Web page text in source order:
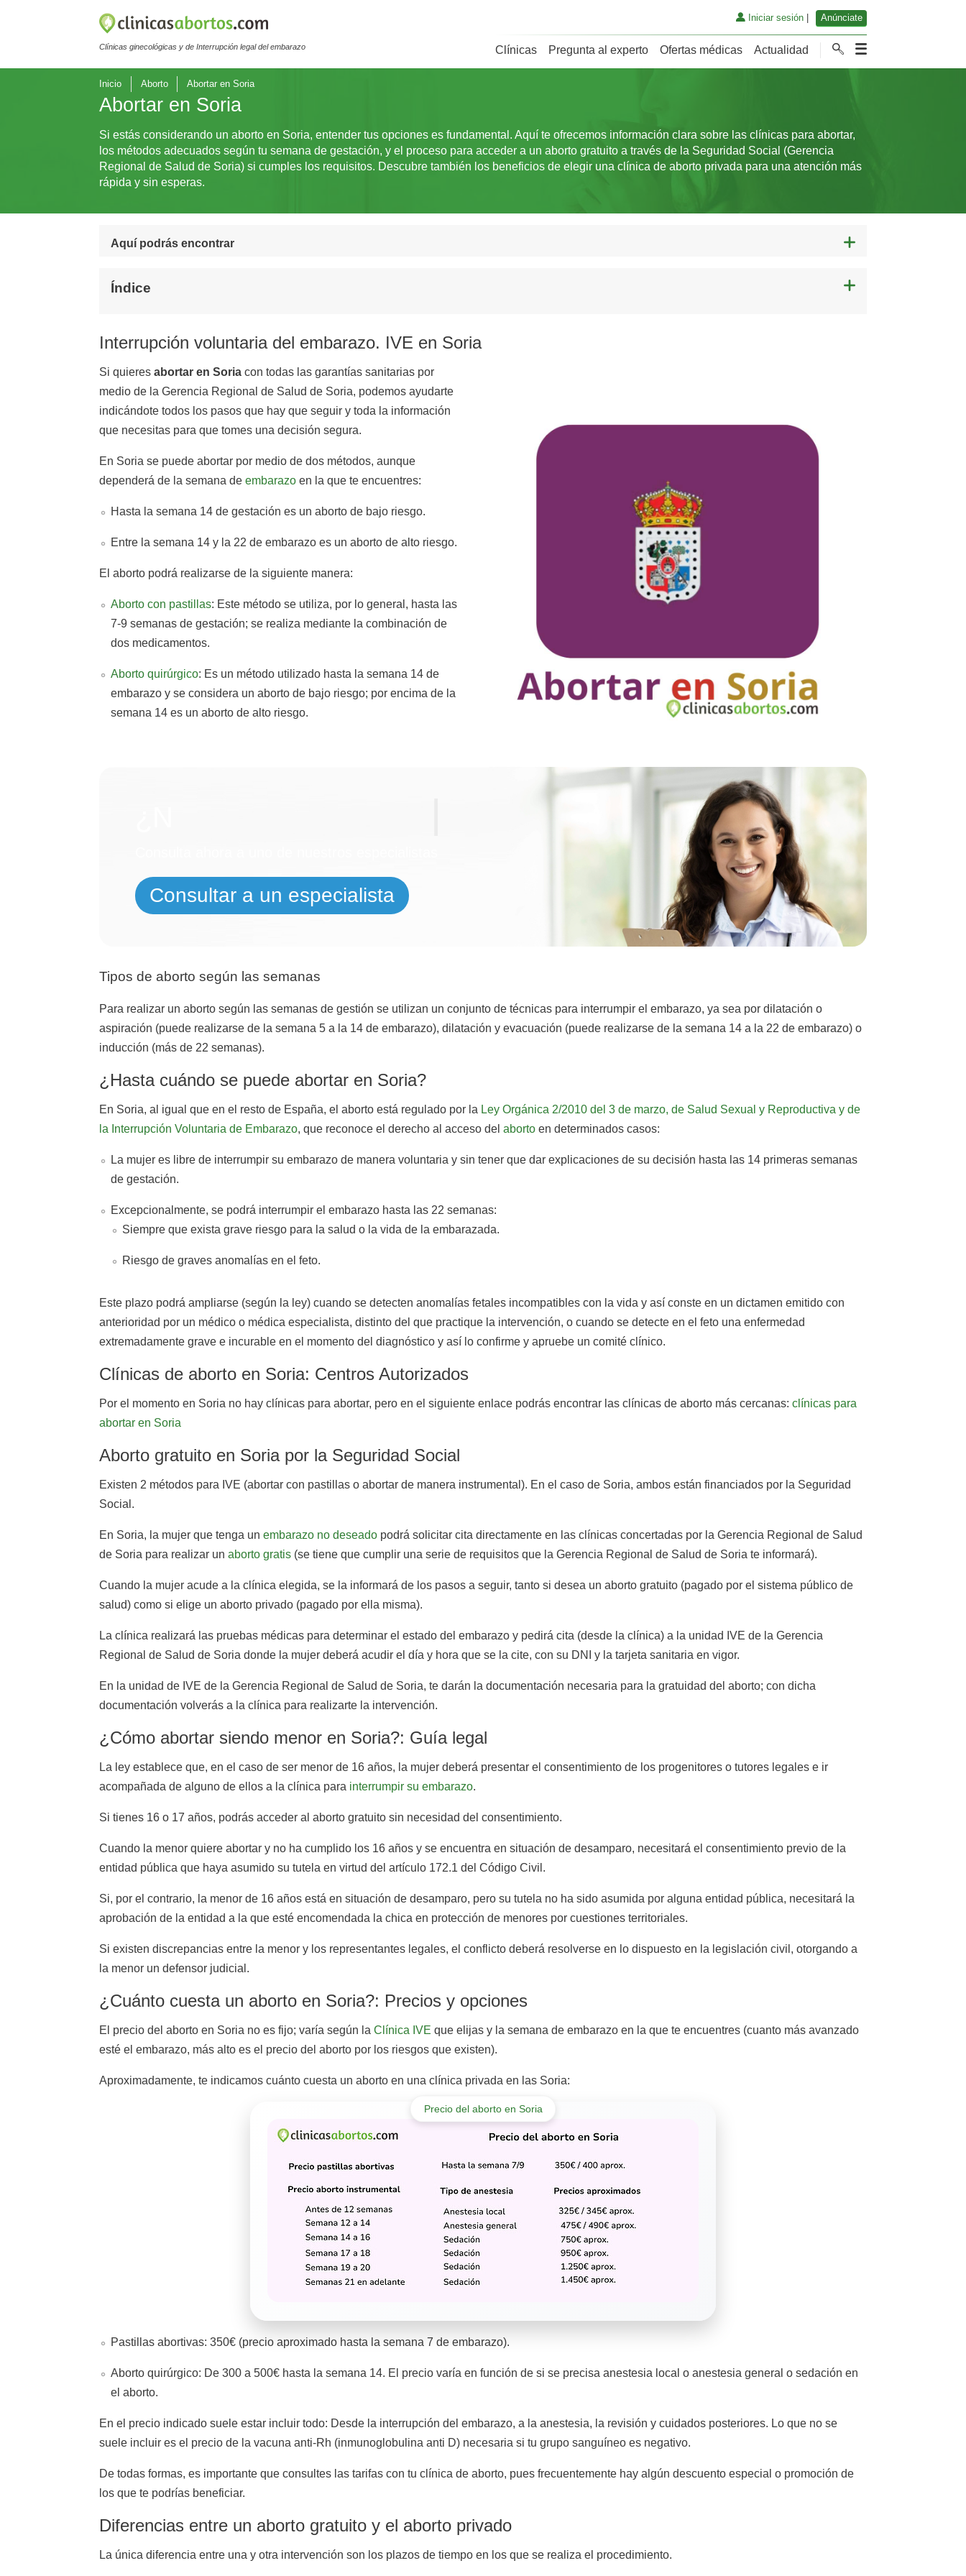
Clínicas ginecológicas y de Interrupción legal del embarazo
Iniciar sesión| Anúnciate
Clínicas Pregunta al experto Ofertas médicas Actualidad
Inicio Aborto Abortar en Soria
Abortar en Soria
Si estás considerando un aborto en Soria, entender tus opciones es fundamental. Aquí te ofrecemos información clara sobre las clínicas para abortar,
los métodos adecuados según tu semana de gestación, y el proceso para acceder a un aborto gratuito a través de la Seguridad Social (Gerencia
Regional de Salud de Soria) si cumples los requisitos. Descubre también los beneficios de elegir una clínica de aborto privada para una atención más
rápida y sin esperas.
Aquí podrás encontrar
Índice
Interrupción voluntaria del embarazo. IVE en Soria
Si quieres abortar en Soria con todas las garantías sanitarias por
medio de la Gerencia Regional de Salud de Soria, podemos ayudarte
indicándote todos los pasos que hay que seguir y toda la información
que necesitas para que tomes una decisión segura.
En Soria se puede abortar por medio de dos métodos, aunque
dependerá de la semana de embarazo en la que te encuentres:
Hasta la semana 14 de gestación es un aborto de bajo riesgo.
Entre la semana 14 y la 22 de embarazo es un aborto de alto riesgo.
El aborto podrá realizarse de la siguiente manera:
Aborto con pastillas: Este método se utiliza, por lo general, hasta las
7-9 semanas de gestación; se realiza mediante la combinación de
dos medicamentos.
Aborto quirúrgico: Es un método utilizado hasta la semana 14 de
embarazo y se considera un aborto de bajo riesgo; por encima de la
semana 14 es un aborto de alto riesgo.
Consultar a un especialista
Tipos de aborto según las semanas
Para realizar un aborto según las semanas de gestión se utilizan un conjunto de técnicas para interrumpir el embarazo, ya sea por dilatación o
aspiración (puede realizarse de la semana 5 a la 14 de embarazo), dilatación y evacuación (puede realizarse de la semana 14 a la 22 de embarazo) o
inducción (más de 22 semanas).
¿Hasta cuándo se puede abortar en Soria?
En Soria, al igual que en el resto de España, el aborto está regulado por la Ley Orgánica 2/2010 del 3 de marzo, de Salud Sexual y Reproductiva y de
la Interrupción Voluntaria de Embarazo, que reconoce el derecho al acceso del aborto en determinados casos:
La mujer es libre de interrumpir su embarazo de manera voluntaria y sin tener que dar explicaciones de su decisión hasta las 14 primeras semanas
de gestación.
Excepcionalmente, se podrá interrumpir el embarazo hasta las 22 semanas:
Siempre que exista grave riesgo para la salud o la vida de la embarazada.
Riesgo de graves anomalías en el feto.
Este plazo podrá ampliarse (según la ley) cuando se detecten anomalías fetales incompatibles con la vida y así conste en un dictamen emitido con
anterioridad por un médico o médica especialista, distinto del que practique la intervención, o cuando se detecte en el feto una enfermedad
extremadamente grave e incurable en el momento del diagnóstico y así lo confirme y apruebe un comité clínico.
Clínicas de aborto en Soria: Centros Autorizados
Por el momento en Soria no hay clínicas para abortar, pero en el siguiente enlace podrás encontrar las clínicas de aborto más cercanas: clínicas para
abortar en Soria
Aborto gratuito en Soria por la Seguridad Social
Existen 2 métodos para IVE (abortar con pastillas o abortar de manera instrumental). En el caso de Soria, ambos están financiados por la Seguridad
Social.
En Soria, la mujer que tenga un embarazo no deseado podrá solicitar cita directamente en las clínicas concertadas por la Gerencia Regional de Salud
de Soria para realizar un aborto gratis (se tiene que cumplir una serie de requisitos que la Gerencia Regional de Salud de Soria te informará).
Cuando la mujer acude a la clínica elegida, se la informará de los pasos a seguir, tanto si desea un aborto gratuito (pagado por el sistema público de
salud) como si elige un aborto privado (pagado por ella misma).
La clínica realizará las pruebas médicas para determinar el estado del embarazo y pedirá cita (desde la clínica) a la unidad IVE de la Gerencia
Regional de Salud de Soria donde la mujer deberá acudir el día y hora que se la cite, con su DNI y la tarjeta sanitaria en vigor.
En la unidad de IVE de la Gerencia Regional de Salud de Soria, te darán la documentación necesaria para la gratuidad del aborto; con dicha
documentación volverás a la clínica para realizarte la intervención.
¿Cómo abortar siendo menor en Soria?: Guía legal
La ley establece que, en el caso de ser menor de 16 años, la mujer deberá presentar el consentimiento de los progenitores o tutores legales e ir
acompañada de alguno de ellos a la clínica para interrumpir su embarazo.
Si tienes 16 o 17 años, podrás acceder al aborto gratuito sin necesidad del consentimiento.
Cuando la menor quiere abortar y no ha cumplido los 16 años y se encuentra en situación de desamparo, necesitará el consentimiento previo de la
entidad pública que haya asumido su tutela en virtud del artículo 172.1 del Código Civil.
Si, por el contrario, la menor de 16 años está en situación de desamparo, pero su tutela no ha sido asumida por alguna entidad pública, necesitará la
aprobación de la entidad a la que esté encomendada la chica en protección de menores por cuestiones territoriales.
Si existen discrepancias entre la menor y los representantes legales, el conflicto deberá resolverse en lo dispuesto en la legislación civil, otorgando a
la menor un defensor judicial.
¿Cuánto cuesta un aborto en Soria?: Precios y opciones
El precio del aborto en Soria no es fijo; varía según la Clínica IVE que elijas y la semana de embarazo en la que te encuentres (cuanto más avanzado
esté el embarazo, más alto es el precio del aborto por los riesgos que existen).
Aproximadamente, te indicamos cuánto cuesta un aborto en una clínica privada en las Soria:
Precio del aborto en Soria
Pastillas abortivas: 350€ (precio aproximado hasta la semana 7 de embarazo).
Aborto quirúrgico: De 300 a 500€ hasta la semana 14. El precio varía en función de si se precisa anestesia local o anestesia general o sedación en
el aborto.
En el precio indicado suele estar incluir todo: Desde la interrupción del embarazo, a la anestesia, la revisión y cuidados posteriores. Lo que no se
suele incluir es el precio de la vacuna anti-Rh (inmunoglobulina anti D) necesaria si tu grupo sanguíneo es negativo.
De todas formas, es importante que consultes las tarifas con tu clínica de aborto, pues frecuentemente hay algún descuento especial o promoción de
los que te podrías beneficiar.
Diferencias entre un aborto gratuito y el aborto privado
La única diferencia entre una y otra intervención son los plazos de tiempo en los que se realiza el procedimiento.